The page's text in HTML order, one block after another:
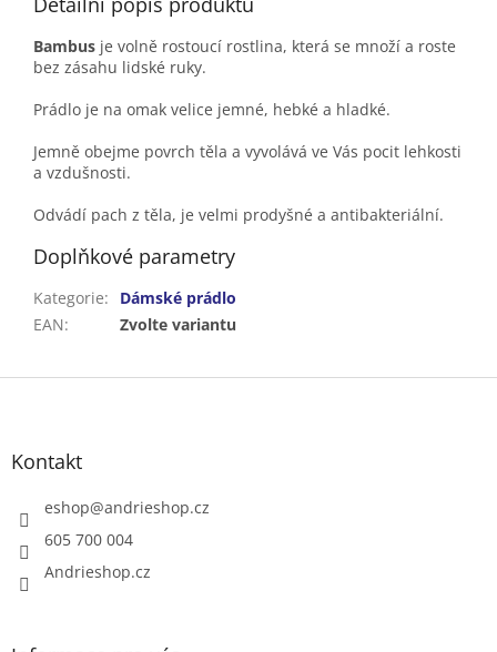
Bambus je volně rostoucí rostlina, která se množí a roste
bez zásahu lidské ruky.
Prádlo je na omak velice jemné, hebké a hladké.
Jemně obejme povrch těla a vyvolává ve Vás pocit lehkosti
a vzdušnosti.
Odvádí pach z těla, je velmi prodyšné a antibakteriální.
Doplňkové parametry
Kategorie:
Dámské prádlo
EAN: Zvolte variantu
Z
Kontakt
eshop@andrieshop.cz
605 700 004
Andrieshop.cz